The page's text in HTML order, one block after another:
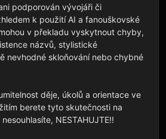
podporován vývojáři či
k použití AI a fanouškovské
v překladu vyskytnout chyby,
názvů, stylistické
nevhodné skloňování nebo chybné
děje, úkolů a orientace ve
berete tyto skutečnosti na
NESTAHUJTE!!